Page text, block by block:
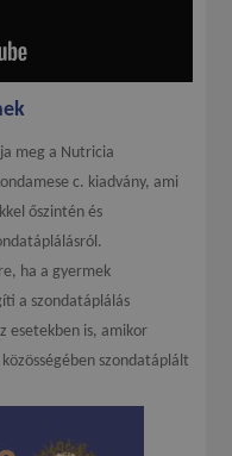
meg a Nutricia
c. kiadvány, ami
őszintén és
ha a gyermek
a szondatáplálás
esetekben is, amikor
szondatáplált